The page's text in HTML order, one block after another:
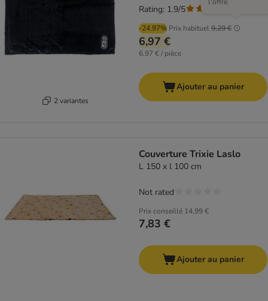
2 variantes
-24.97% Prix habituel9,29 €
6,97 €
6,97 € / pièce
Rating: 1.9/5
Ajouter au panier
Couverture Trixie Laslo
L 150 x l 100 cm
Prix conseillé 14,99 €
7,83 €
Not rated
Ajouter au panier